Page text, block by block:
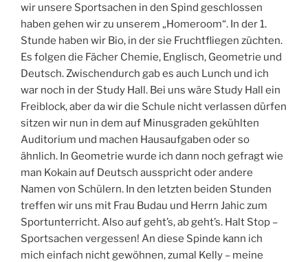
wir unsere Sportsachen in den Spind geschlossen
haben gehen wir zu unserem „Homeroom“. In der 1.
Stunde haben wir Bio, in der sie Fruchtfliegen züchten.
Es folgen die Fächer Chemie, Englisch, Geometrie und
Deutsch. Zwischendurch gab es auch Lunch und ich
war noch in der Study Hall. Bei uns wäre Study Hall ein
Freiblock, aber da wir die Schule nicht verlassen dürfen
sitzen wir nun in dem auf Minusgraden gekühlten
Auditorium und machen Hausaufgaben oder so
ähnlich. In Geometrie wurde ich dann noch gefragt wie
man Kokain auf Deutsch ausspricht oder andere
Namen von Schülern. In den letzten beiden Stunden
treffen wir uns mit Frau Budau und Herrn Jahic zum
Sportunterricht. Also auf geht’s, ab geht’s. Halt Stop –
Sportsachen vergessen! An diese Spinde kann ich
mich einfach nicht gewöhnen, zumal Kelly – meine